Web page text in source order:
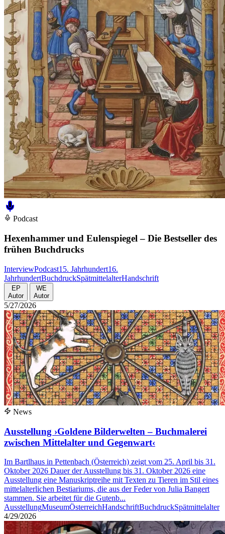
Podcast
Hexenhammer und Eulenspiegel – Die Bestseller des
frühen Buchdrucks
InterviewPodcast15. Jahrhundert16.
JahrhundertBuchdruckSpätmittelalterHandschrift
EP
Autor
WE
Autor
5/27/2026
News
Ausstellung ›Goldene Bilderwelten – Buchmalerei
zwischen Mittelalter und Gegenwart‹
Im Bartlhaus in Pettenbach (Österreich) zeigt vom 25. April bis 31.
Oktober 2026 Dauer der Ausstellung bis 31. Oktober 2026 eine
Ausstellung eine Manuskriptreihe mit Texten zu Tieren im Stil eines
mittelalterlichen Bestiariums, die aus der Feder von Julia Bangert
stammen. Sie arbeitet für die Gutenb...
AusstellungMuseumÖsterreichHandschriftBuchdruckSpätmittelalter
4/29/2026